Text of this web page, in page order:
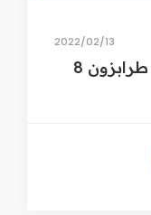
13‏/02‏/2022
رحلة عيد الفطر إسطنبول و طرابزون 8